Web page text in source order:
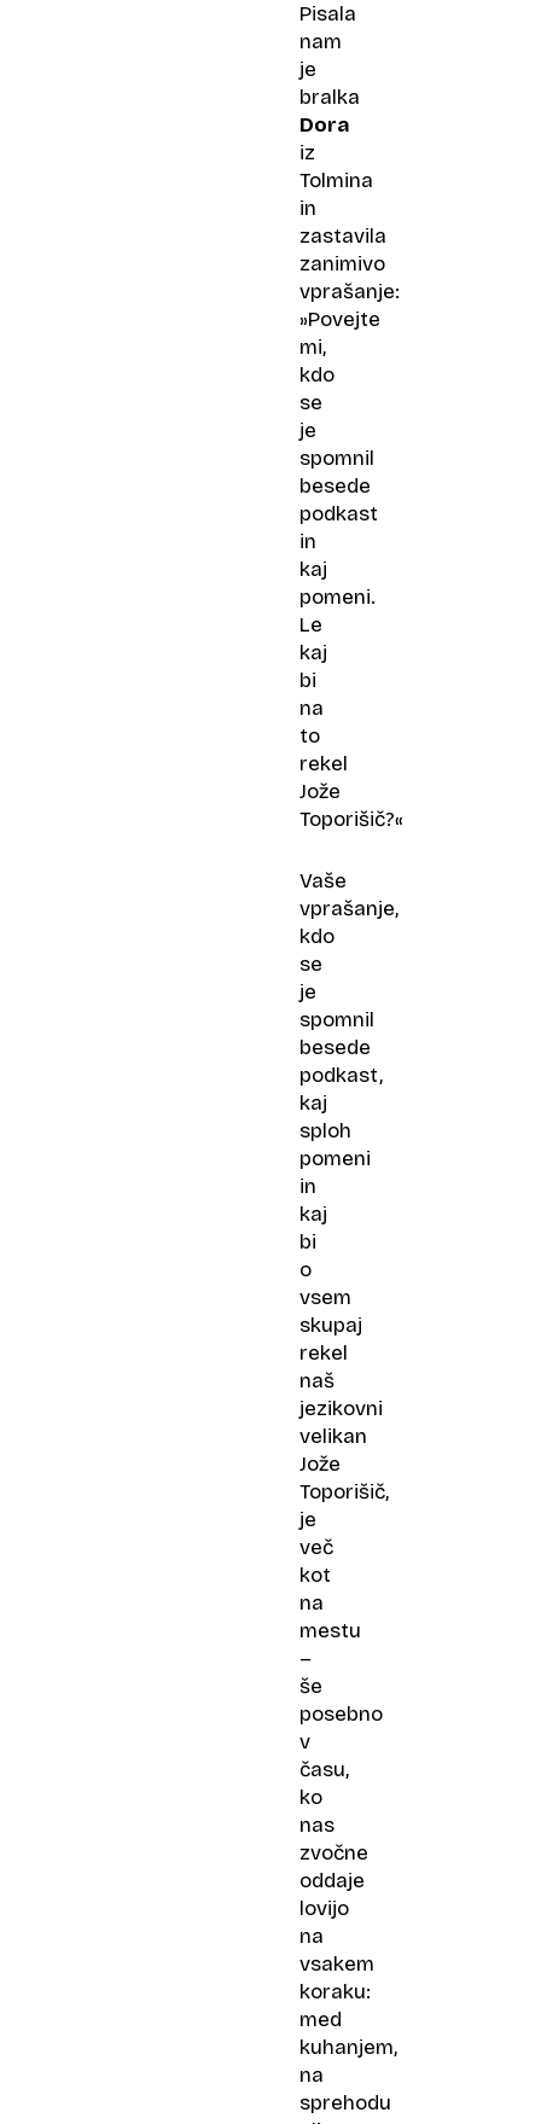
Pisala
nam
je
bralka
Dora
iz
Tolmina
in
zastavila
zanimivo
vprašanje:
»Povejte
mi,
kdo
se
je
spomnil
besede
podkast
in
kaj
pomeni.
Le
kaj
bi
na
to
rekel
Jože
Toporišič?«
Vaše
vprašanje,
kdo
se
je
spomnil
besede
podkast,
kaj
sploh
pomeni
in
kaj
bi
o
vsem
skupaj
rekel
naš
jezikovni
velikan
Jože
Toporišič,
je
več
kot
na
mestu
–
še
posebno
v
času,
ko
nas
zvočne
oddaje
lovijo
na
vsakem
koraku:
med
kuhanjem,
na
sprehodu